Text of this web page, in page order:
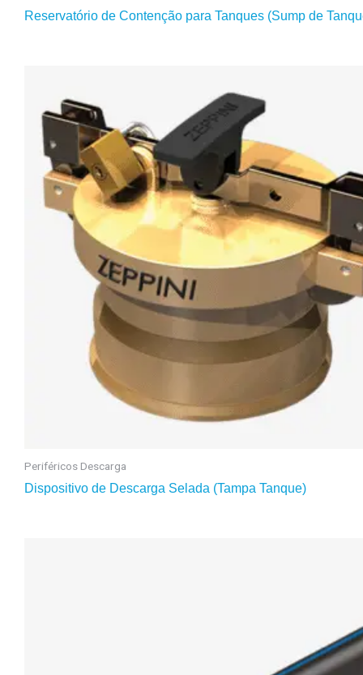
Reservatório de Contenção para Tanques (Sump de
Periféricos Descarga
Dispositivo de Descarga Selada (Tampa Tanque)